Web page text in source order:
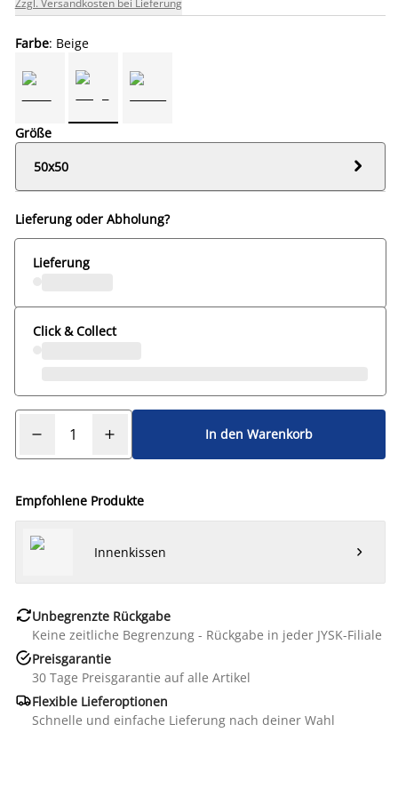
Farbe: Beige
Größe
50x50

Lieferung oder Abholung?
Lieferung
Click & Collect
In den Warenkorb
Empfohlene Produkte
Innenkissen 
Unbegrenzte Rückgabe
Keine zeitliche Begrenzung - Rückgabe in jeder JYSK-Filiale
Preisgarantie
30 Tage Preisgarantie auf alle Artikel
Flexible Lieferoptionen
Schnelle und einfache Lieferung nach deiner Wahl